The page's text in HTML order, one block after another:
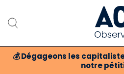
💰 Dégageons les
notre